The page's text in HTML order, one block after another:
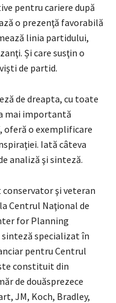
pentru cariere după
o prezenţă favorabilă
linia partidului,
Și care susţin o
de partid.
de dreapta, cu toate
mai importantă
oferă o exemplificare
Iată câteva
analiză şi sinteză.
şi veteran
Centrul Naţional de
for Planning
sinteză specializat în
pentru Centrul
constituit din
de douăsprezece
JM, Koch, Bradley,